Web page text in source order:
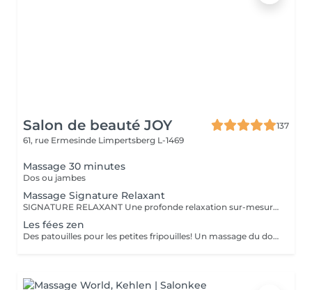
Salon de beauté JOY
137
61, rue Ermesinde Limpertsberg L-1469
Massage 30 minutes
Dos ou jambes
Massage Signature Relaxant
SIGNATURE RELAXANT Une profonde relaxation sur-mesure avec ce massage signature réalisé avec les iconiques essences d'estime, huiles végétales 100% biologiques. Pour être profondément détendu.e. Inspiré du modelage californien, le massage signature relaxant associe les mouvements lents, fluides, enveloppants, harmonieux, qui enveloppent le corps dans sa globalité.
Les fées zen
Des patouilles pour les petites fripouilles! Un massage du dos , des bras, des mains . Une sensation de calme et d'apaisement , un temps pour soi pour déconnecter des tablettes et reconnecter avec son corps et son esprit.